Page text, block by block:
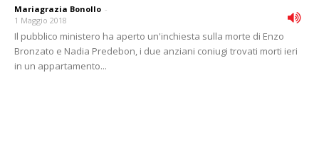
Mariagrazia Bonollo -
1 Maggio 2018
Il pubblico ministero ha aperto un'inchiesta sulla morte di Enzo
Bronzato e Nadia Predebon, i due anziani coniugi trovati morti ieri
in un appartamento...